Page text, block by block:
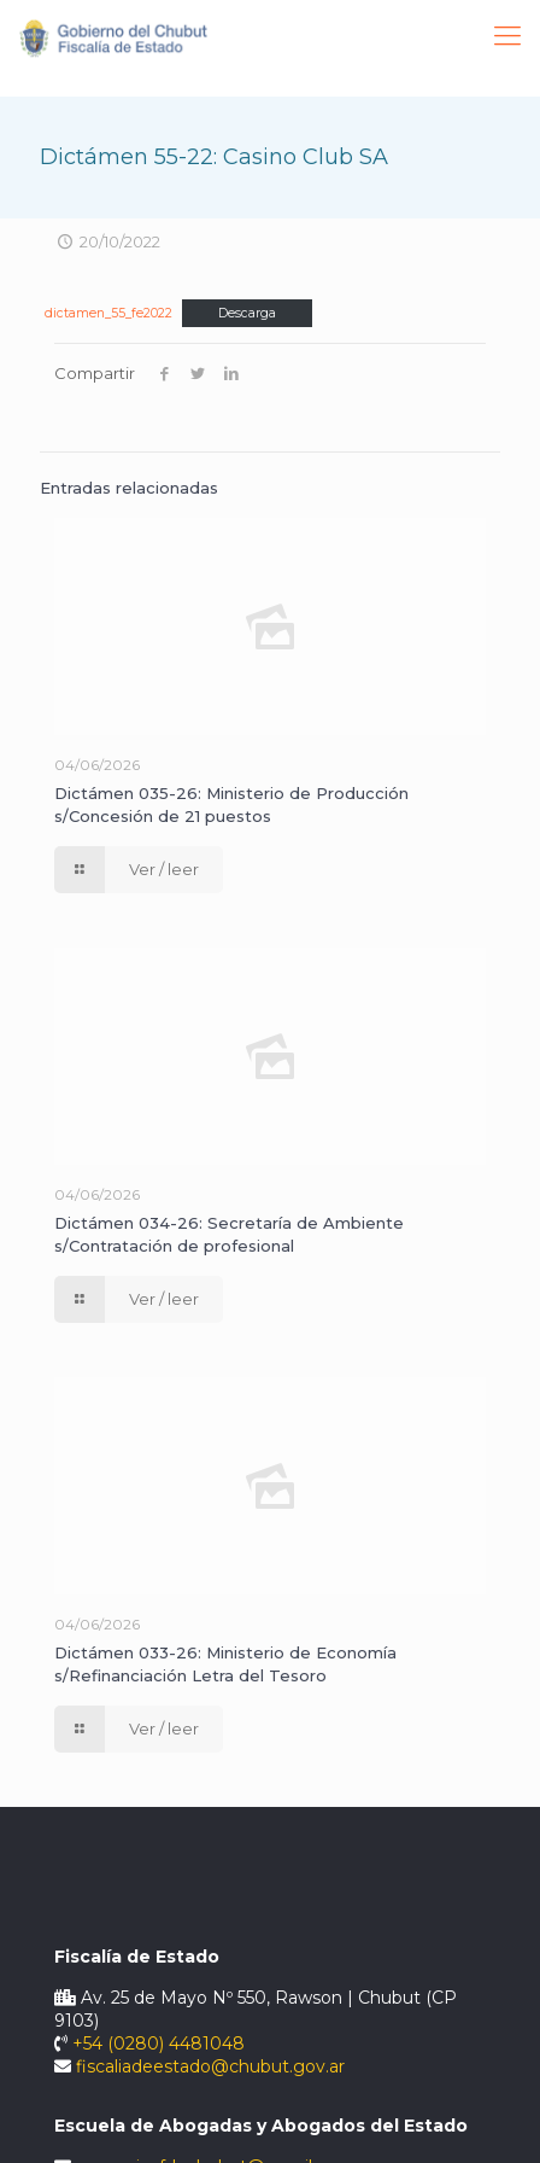
Dictámen 55-22: Casino Club SA
20/10/2022
dictamen_55_fe2022 Descarga
Compartir
Entradas relacionadas
04/06/2026
Dictámen 035-26: Ministerio de Producción
s/Concesión de 21 puestos
Ver / leer
04/06/2026
Dictámen 034-26: Secretaría de Ambiente
s/Contratación de profesional
Ver / leer
04/06/2026
Dictámen 033-26: Ministerio de Economía
s/Refinanciación Letra del Tesoro
Ver / leer
Fiscalía de Estado
Av. 25 de Mayo Nº 550, Rawson | Chubut (CP
9103)
+54 (0280) 4481048
fiscaliadeestado@chubut.gov.ar
Escuela de Abogadas y Abogados del Estado